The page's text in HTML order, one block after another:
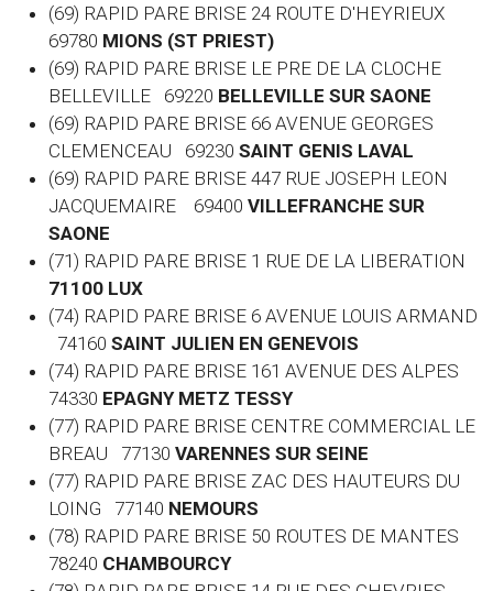
(69) RAPID PARE BRISE 24 ROUTE D'HEYRIEUX
69780 MIONS (ST PRIEST)
(69) RAPID PARE BRISE LE PRE DE LA CLOCHE
BELLEVILLE 69220 BELLEVILLE SUR SAONE
(69) RAPID PARE BRISE 66 AVENUE GEORGES
CLEMENCEAU 69230 SAINT GENIS LAVAL
(69) RAPID PARE BRISE 447 RUE JOSEPH LEON
JACQUEMAIRE 69400 VILLEFRANCHE SUR
SAONE
(71) RAPID PARE BRISE 1 RUE DE LA LIBERATION
71100 LUX
(74) RAPID PARE BRISE 6 AVENUE LOUIS ARMAND
74160 SAINT JULIEN EN GENEVOIS
(74) RAPID PARE BRISE 161 AVENUE DES ALPES
74330 EPAGNY METZ TESSY
(77) RAPID PARE BRISE CENTRE COMMERCIAL LE
BREAU 77130 VARENNES SUR SEINE
(77) RAPID PARE BRISE ZAC DES HAUTEURS DU
LOING 77140 NEMOURS
(78) RAPID PARE BRISE 50 ROUTES DE MANTES
78240 CHAMBOURCY